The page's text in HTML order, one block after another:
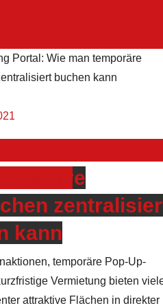
kann
temporäre Pop-Up-
Vermietung bieten
attraktive Flächen in direkter